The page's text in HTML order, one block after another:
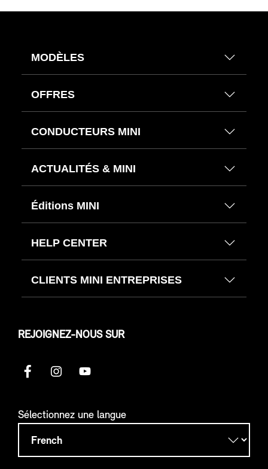
MODÈLES
OFFRES
CONDUCTEURS MINI
ACTUALITÉS & MINI
Éditions MINI
HELP CENTER
CLIENTS MINI ENTREPRISES
REJOIGNEZ-NOUS SUR
Sélectionnez une langue